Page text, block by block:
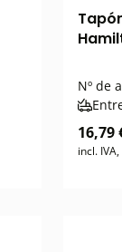
Nº de
16,79
incl.